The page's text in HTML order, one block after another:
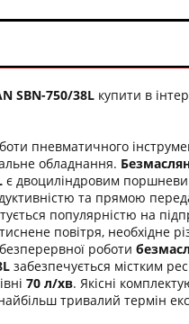
SBN-750/38L купити в
пневматичного
обладнання.
є двоциліндровим
та прямою
популярністю на
повітря, необхідне
роботи
забезпечується містким
70 л/хв. Якісні
тривалий термін